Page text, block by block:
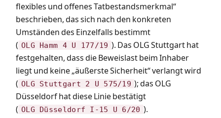
flexibles und offenes Tatbestandsmerkmal“
beschrieben, das sich nach den konkreten
Umständen des Einzelfalls bestimmt
( OLG Hamm 4 U 177/19 ). Das OLG Stuttgart hat
festgehalten, dass die Beweislast beim Inhaber
liegt und keine „äußerste Sicherheit“ verlangt wird
( OLG Stuttgart 2 U 575/19 ); das OLG
Düsseldorf hat diese Linie bestätigt
( OLG Düsseldorf I-15 U 6/20 ).